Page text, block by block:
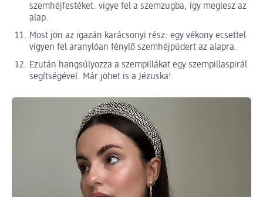
szemhéjfestéket: vigye fel a szemzugba, így meglesz az
alap.
Most jön az igazán karácsonyi rész: egy vékony ecsettel
vigyen fel aranylóan fénylő szemhéjpúdert az alapra.
Ezután hangsúlyozza a szempillákat egy szempillaspirál
segítségével. Már jöhet is a Jézuska!